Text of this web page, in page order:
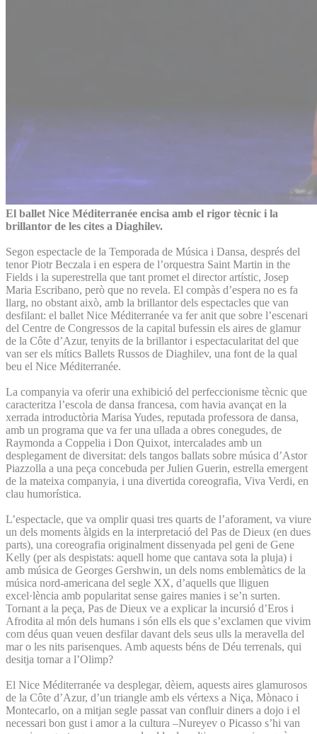
El ballet Nice Méditerranée encisa amb el rigor tècnic i la
brillantor de les cites a Diaghilev.
Segon espectacle de la Temporada de Música i Dansa, després del
tenor Piotr Beczala i en espera de l’orquestra Saint Martin in the
Fields i la superestrella que tant promet el director artístic, Josep
Maria Escribano, però que no revela. El compàs d’espera no es fa
llarg, no obstant això, amb la brillantor dels espectacles que van
desfilant: el ballet Nice Méditerranée va fer anit que sobre l’escenari
del Centre de Congressos de la capital bufessin els aires de glamur
de la Côte d’Azur, tenyits de la brillantor i espectacularitat del que
van ser els mítics Ballets Russos de Diaghilev, una font de la qual
beu el Nice Méditerranée.
La companyia va oferir una exhibició del perfeccionisme tècnic que
caracteritza l’escola de dansa francesa, com havia avançat en la
xerrada introductòria Marisa Yudes, reputada professora de dansa,
amb un programa que va fer una ullada a obres conegudes, de
Raymonda a Coppelia i Don Quixot, intercalades amb un
desplegament de diversitat: dels tangos ballats sobre música d’Astor
Piazzolla a una peça concebuda per Julien Guerin, estrella emergent
de la mateixa companyia, i una divertida coreografia, Viva Verdi, en
clau humorística.
L’espectacle, que va omplir quasi tres quarts de l’aforament, va viure
un dels moments àlgids en la interpretació del Pas de Dieux (en dues
parts), una coreografia originalment dissenyada pel geni de Gene
Kelly (per als despistats: aquell home que cantava sota la pluja) i
amb música de Georges Gershwin, un dels noms emblemàtics de la
música nord-americana del segle XX, d’aquells que lliguen
excel·lència amb popularitat sense gaires manies i se’n surten.
Tornant a la peça, Pas de Dieux ve a explicar la incursió d’Eros i
Afrodita al món dels humans i són ells els que s’exclamen que vivim
com déus quan veuen desfilar davant dels seus ulls la meravella del
mar o les nits parisenques. Amb aquests béns de Déu terrenals, qui
desitja tornar a l’Olimp?
El Nice Méditerranée va desplegar, dèiem, aquests aires glamurosos
de la Côte d’Azur, d’un triangle amb els vértexs a Niça, Mònaco i
Montecarlo, on a mitjan segle passat van confluir diners a dojo i el
necessari bon gust i amor a la cultura –Nureyev o Picasso s’hi van